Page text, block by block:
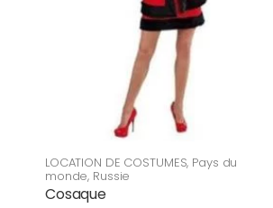
LOCATION DE COSTUMES, Pays du
monde, Russie
Cosaque